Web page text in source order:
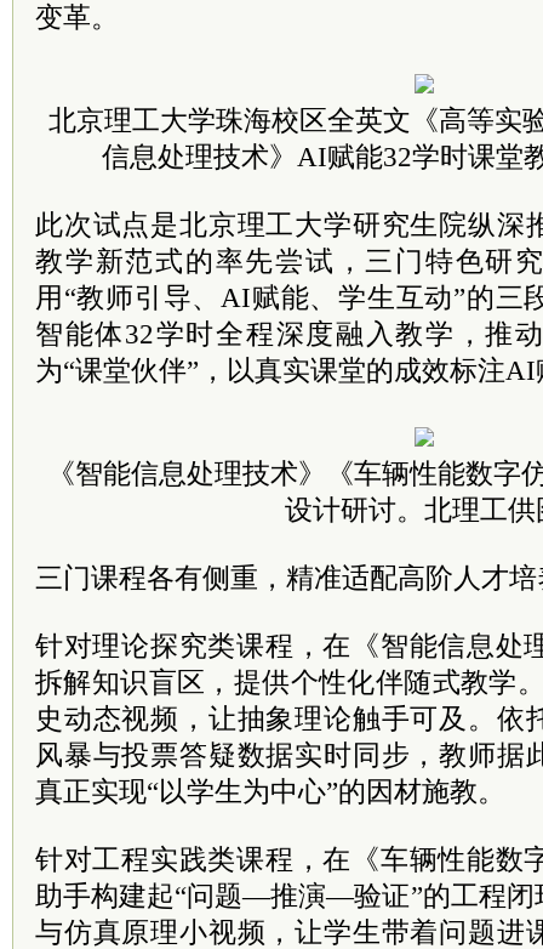
变革。
北京理工大学珠海校区全英文《高等实
信息处理技术》AI赋能32学时课堂
此次试点是北京理工大学研究生院纵深
教学新范式的率先尝试，三门特色研
用“教师引导、AI赋能、学生互动”的三
智能体32学时全程深度融入教学，推
为“课堂伙伴”，以真实课堂的成效标注
《智能信息处理技术》《车辆性能数字
设计研讨。北理工供
三门课程各有侧重，精准适配高阶人才
针对理论探究类课程，在《智能信息处
拆解知识盲区，提供个性化伴随式教学
史动态视频，让抽象理论触手可及。依
风暴与投票答疑数据实时同步，教师据
真正实现“以学生为中心”的因材施教。
针对工程实践类课程，在《车辆性能数
助手构建起“问题—推演—验证”的工程闭
与仿真原理小视频，让学生带着问题进